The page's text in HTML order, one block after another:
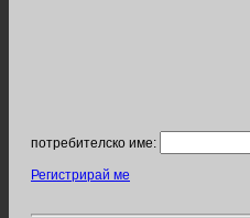
потребителско име:
Регистрирай ме